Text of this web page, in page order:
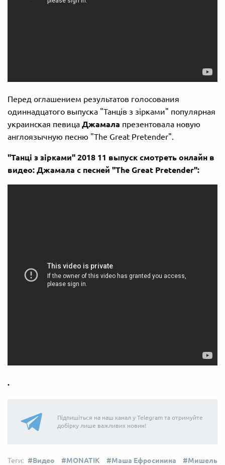
Перед оглашением результатов голосования
одиннадцатого выпуска "Танців з зірками" популярная
украинская певица Джамала презентовала новую
англоязычную песню "The Great Pretender".
"Танці з зірками" 2018 11 выпуск смотреть онлайн в
видео: Джамала с песней "The Great Pretender":
.
Підпишіться на наш канал у Telegram та отримуйте
добірку лише важливих новин!
Видео MONATIK Маша Ефросинина
Мишель